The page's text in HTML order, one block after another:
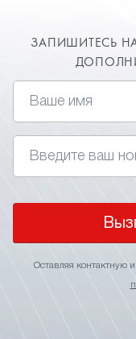
ЗАПИШИТЕСЬ
Оставляя контактную